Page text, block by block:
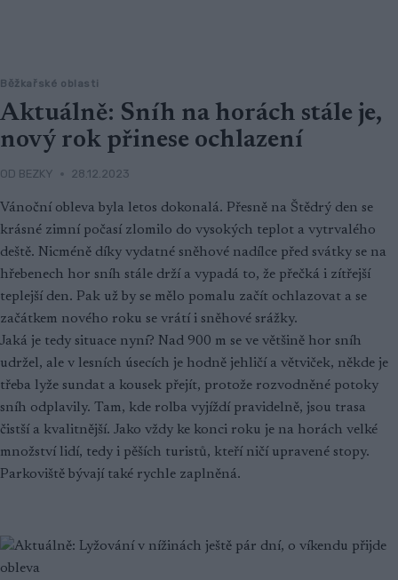
Běžkařské oblasti
Aktuálně: Sníh na horách stále je,
nový rok přinese ochlazení
OD BEZKY 28.12.2023
Vánoční obleva byla letos dokonalá. Přesně na Štědrý den se
krásné zimní počasí zlomilo do vysokých teplot a vytrvalého
deště. Nicméně díky vydatné sněhové nadílce před svátky se na
hřebenech hor sníh stále drží a vypadá to, že přečká i zítřejší
teplejší den. Pak už by se mělo pomalu začít ochlazovat a se
začátkem nového roku se vrátí i sněhové srážky.
Jaká je tedy situace nyní? Nad 900 m se ve většině hor sníh
udržel, ale v lesních úsecích je hodně jehličí a větviček, někde je
třeba lyže sundat a kousek přejít, protože rozvodněné potoky
sníh odplavily. Tam, kde rolba vyjíždí pravidelně, jsou trasa
čistší a kvalitnější. Jako vždy ke konci roku je na horách velké
množství lidí, tedy i pěších turistů, kteří ničí upravené stopy.
Parkoviště bývají také rychle zaplněná.